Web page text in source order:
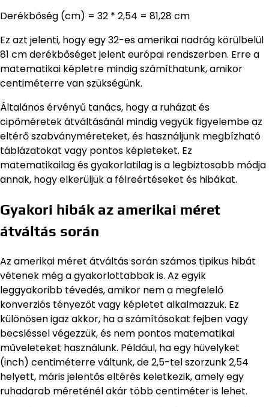
Derékbőség (cm) = 32 * 2,54 = 81,28 cm
Ez azt jelenti, hogy egy 32-es amerikai nadrág körülbelül
81 cm derékbőséget jelent európai rendszerben. Erre a
matematikai képletre mindig számíthatunk, amikor
centiméterre van szükségünk.
Általános érvényű tanács, hogy a ruházat és
cipőméretek átváltásánál mindig vegyük figyelembe az
eltérő szabványméreteket, és használjunk megbízható
táblázatokat vagy pontos képleteket. Ez
matematikailag és gyakorlatilag is a legbiztosabb módja
annak, hogy elkerüljük a félreértéseket és hibákat.
Gyakori hibák az amerikai méret
átváltás során
Az amerikai méret átváltás során számos tipikus hibát
vétenek még a gyakorlottabbak is. Az egyik
leggyakoribb tévedés, amikor nem a megfelelő
konverziós tényezőt vagy képletet alkalmazzuk. Ez
különösen igaz akkor, ha a számításokat fejben vagy
becsléssel végezzük, és nem pontos matematikai
műveleteket használunk. Például, ha egy hüvelyket
(inch) centiméterre váltunk, de 2,5-tel szorzunk 2,54
helyett, máris jelentős eltérés keletkezik, amely egy
ruhadarab méreténél akár több centiméter is lehet.